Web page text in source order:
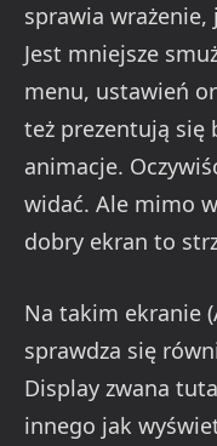
sprawia wrażenie,
Jest mniejsze
menu, ustawień
też prezentują się
animacje.
widać. Ale mimo
dobry ekran to
Na takim ekranie
sprawdza się
Display zwana
innego jak